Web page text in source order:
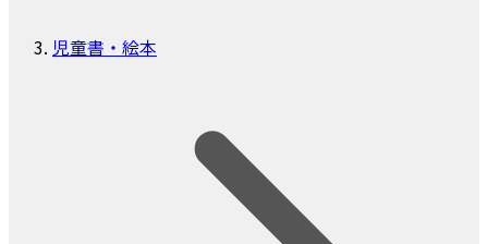
児童書・絵本